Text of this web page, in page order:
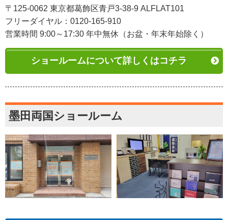
〒125-0062 東京都葛飾区青戸3-38-9 ALFLAT101
フリーダイヤル：0120-165-910
営業時間 9:00～17:30 年中無休（お盆・年末年始除く）
ショールームについて詳しくはコチラ
墨田両国ショールーム